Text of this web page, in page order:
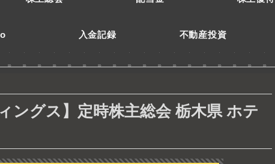
入金記録 不動産投資
ングス】定時株主総会 栃木県 ホテ